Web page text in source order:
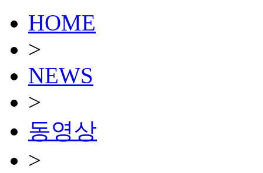
HOME
>
NEWS
>
동영상
>